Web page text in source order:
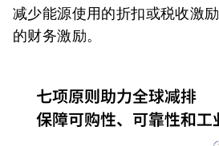
减少能源使用的折扣或税收激
的财务激励。